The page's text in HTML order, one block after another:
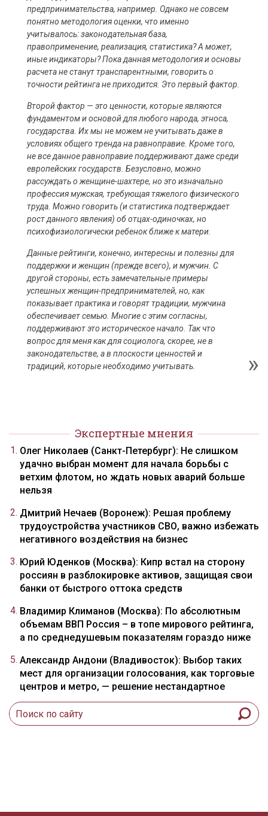
предпринимательства, например. Однако не совсем
понятно методология оценки, что именно
учитывалось: законодательная база,
правоприменение, реализация, статистика? А может,
иные индикаторы? Пока данная методология и основы
расчета не станут транспарентными, говорить о
точности рейтинга не приходится. Это первый фактор.
Второй фактор — это ценности, которые являются
фундаментом и основой для любого народа, этноса,
государства. Их мы не можем не учитывать даже в
условиях общего тренда на равноправие. Кроме того,
не все данное равноправие поддерживают даже среди
европейских государств. Безусловно, можно
рассуждать о женщине-шахтере, но это изначально
профессия мужская, требующая тяжелого физического
труда. Можно говорить (и статистика подтверждает
рост данного явления) об отцах-одиночках, но
психофизиологически ребенок ближе к матери.
Данные рейтинги, конечно, интересны и полезны для
поддержки и женщин (прежде всего), и мужчин. С
другой стороны, есть замечательные примеры
успешных женщин-предпринимателей, но, как
показывает практика и говорят традиции, мужчина
обеспечивает семью. Многие с этим согласны,
поддерживают это историческое начало. Так что
вопрос для меня как для социолога, скорее, не в
законодательстве, а в плоскости ценностей и
традиций, которые необходимо учитывать.
Экспертные мнения
Олег Николаев (Санкт-Петербург): Не слишком
удачно выбран момент для начала борьбы с
ветхим флотом, но ждать новых аварий больше
нельзя
Дмитрий Нечаев (Воронеж): Решая проблему
трудоустройства участников СВО, важно избежать
негативного воздействия на бизнес
Юрий Юденков (Москва): Кипр встал на сторону
россиян в разблокировке активов, защищая свои
банки от быстрого оттока средств
Владимир Климанов (Москва): По абсолютным
объемам ВВП Россия – в топе мирового рейтинга,
а по среднедушевым показателям гораздо ниже
Александр Андони (Владивосток): Выбор таких
мест для организации голосования, как торговые
центров и метро, — решение нестандартное